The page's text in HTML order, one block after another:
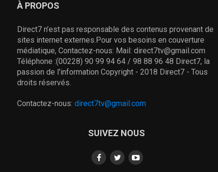
À PROPOS
Direct7 n’est pas responsable des contenus provenant de
sites internet externes.Pour vos besoins en couverture
médiatique, Contactez-nous: Mail: direct7tv@gmail.com
Téléphone :(00228) 90 99 94 64 / 98 88 96 48 Direct7, la
passion de l'information Copyright - 2018 Direct7 - Tous
droits réservés.
Contactez-nous: direct7tv@gmail.com
SUIVEZ NOUS